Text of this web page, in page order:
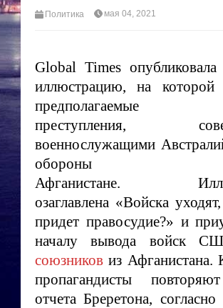
Политика мая 04, 2021
Global Times
иллюстрацию, на которой
предполагаемые
преступления,
военнослужащими
Афганистане.
озаглавлена «Войска
придет правосудие?» и
началу вывода войск
союзников из Афганистана.
пропагандисты
отчета Бреретона,